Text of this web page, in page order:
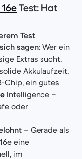
Test: Hat
Test
sagen: Wer ein
Extras sucht,
Akkulaufzeit,
Chip, ein gutes
Intelligence –
oder
– Gerade als
eine
im